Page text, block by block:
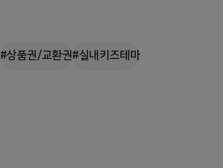
#상품권/교환권#실내키즈테마